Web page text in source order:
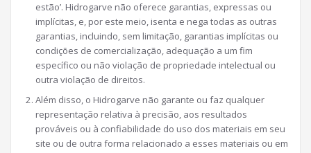
estão’. Hidrogarve não oferece garantias, expressas ou
implícitas, e, por este meio, isenta e nega todas as outras
garantias, incluindo, sem limitação, garantias implícitas ou
condições de comercialização, adequação a um fim
específico ou não violação de propriedade intelectual ou
outra violação de direitos.
Além disso, o Hidrogarve não garante ou faz qualquer
representação relativa à precisão, aos resultados
prováveis ​​ou à confiabilidade do uso dos materiais em seu
site ou de outra forma relacionado a esses materiais ou em